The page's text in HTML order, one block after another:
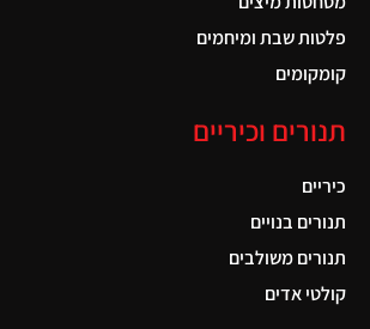
פלטות שבת ומיחמים
קומקומים
תנורים וכיריים
כיריים
תנורים בנויים
תנורים משולבים
קולטי אדים